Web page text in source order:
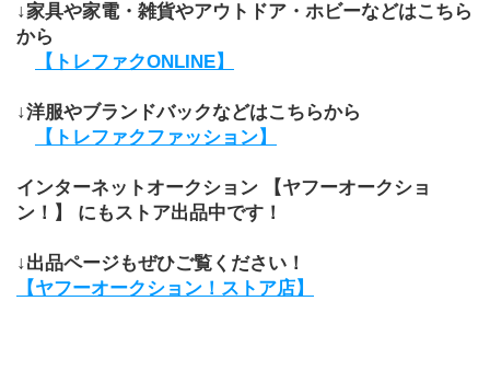
↓家具や家電・雑貨やアウトドア・ホビーなどはこちら
から
【トレファクONLINE】
↓洋服やブランドバックなどはこちらから
【トレファクファッション】
インターネットオークション 【ヤフーオークショ
ン！】 にもストア出品中です！
↓出品ページもぜひご覧ください！
【ヤフーオークション！ストア店】